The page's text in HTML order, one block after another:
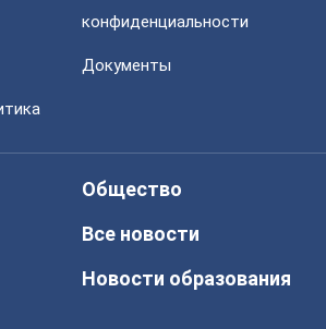
конфиденциальности
Документы
Общество
Все новости
Новости образования